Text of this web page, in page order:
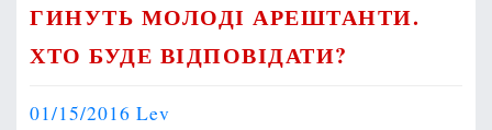
ГИНУТЬ МОЛОДІ АРЕШТАНТИ.
ХТО БУДЕ ВІДПОВІДАТИ?
01/15/2016 Lev